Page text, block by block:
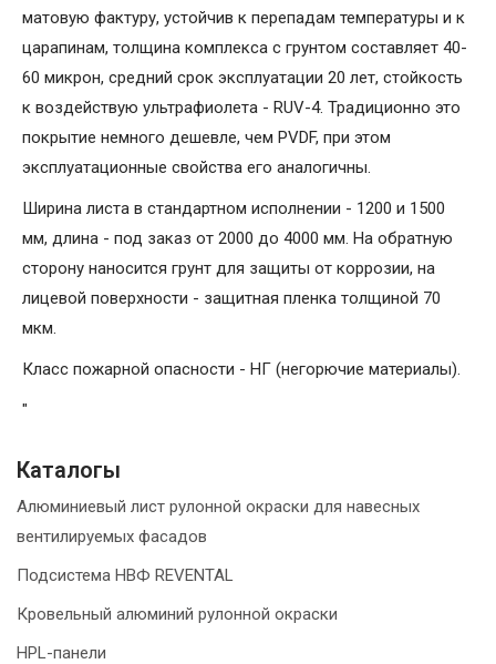
матовую фактуру, устойчив к перепадам температуры и к
царапинам, толщина комплекса с грунтом составляет 40-
60 микрон, средний срок эксплуатации 20 лет, стойкость
к воздействую ультрафиолета - RUV-4. Традиционно это
покрытие немного дешевле, чем PVDF, при этом
эксплуатационные свойства его аналогичны.
Ширина листа в стандартном исполнении - 1200 и 1500
мм, длина - под заказ от 2000 до 4000 мм. На обратную
сторону наносится грунт для защиты от коррозии, на
лицевой поверхности - защитная пленка толщиной 70
мкм.
Класс пожарной опасности - НГ (негорючие материалы).
"
Каталогы
Алюминиевый лист рулонной окраски для навесных
вентилируемых фасадов
Подсистема НВФ REVENTAL
Кровельный алюминий рулонной окраски
HPL-панели